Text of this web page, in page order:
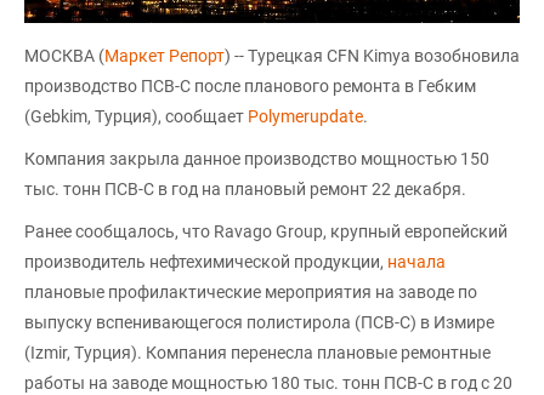
МОСКВА (Маркет Репорт) -- Турецкая CFN Kimya возобновила
производство ПСВ-С после планового ремонта в Гебким
(Gebkim, Турция), сообщает Polymerupdate.
Компания закрыла данное производство мощностью 150
тыс. тонн ПСВ-С в год на плановый ремонт 22 декабря.
Ранее сообщалось, что Ravago Group, крупный европейский
производитель нефтехимической продукции, начала
плановые профилактические мероприятия на заводе по
выпуску вспенивающегося полистирола (ПСВ-С) в Измире
(Izmir, Турция). Компания перенесла плановые ремонтные
работы на заводе мощностью 180 тыс. тонн ПСВ-C в год с 20